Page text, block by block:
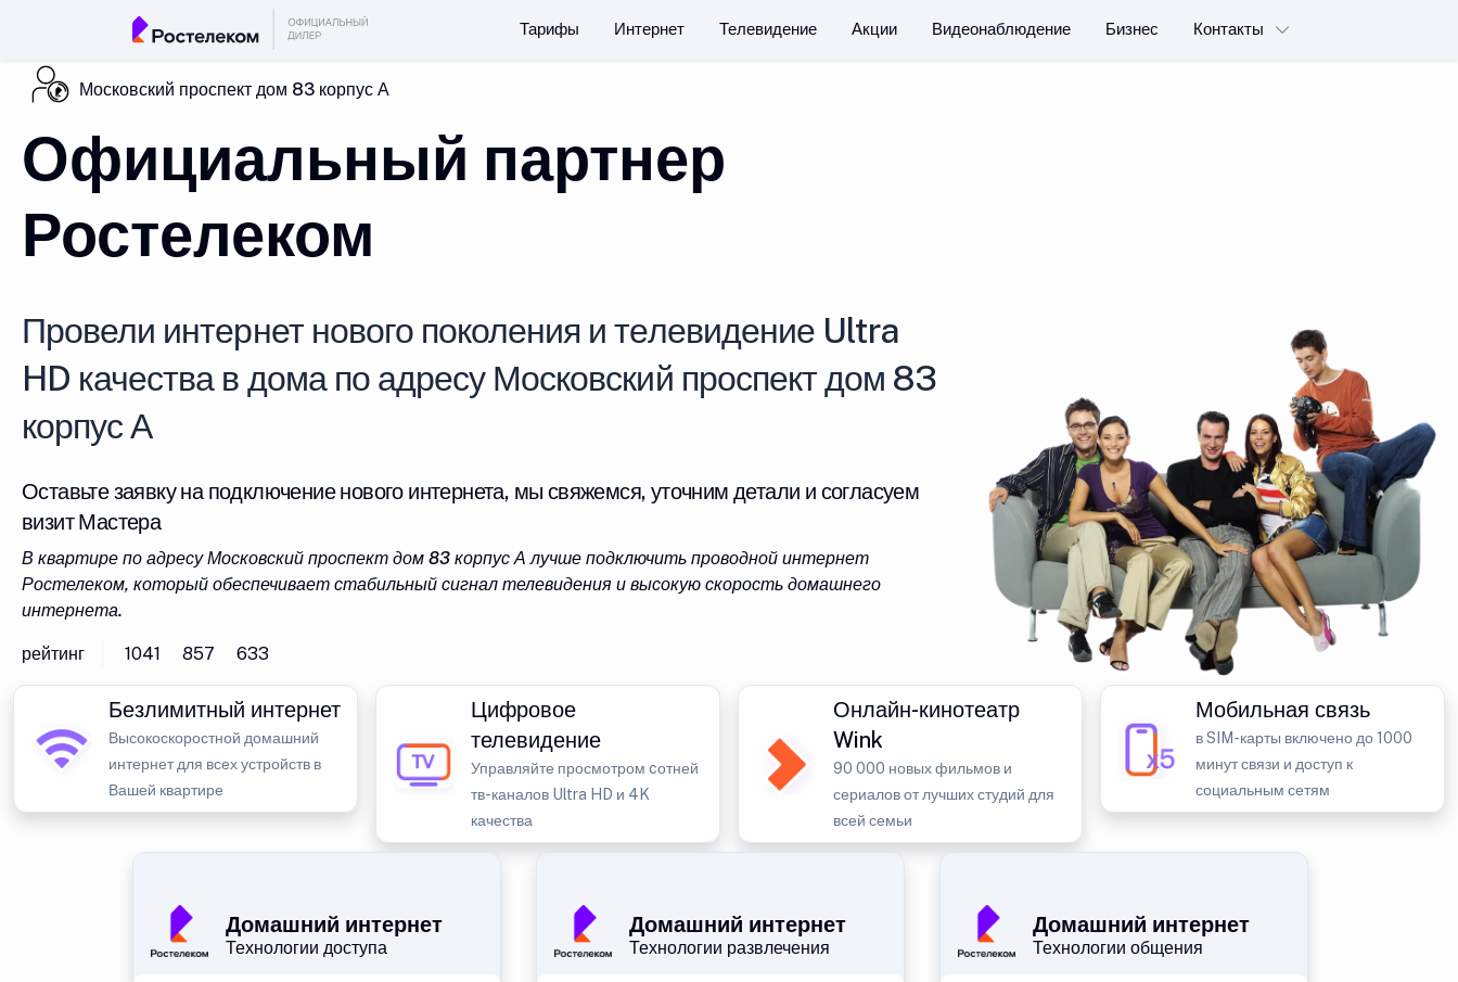
Тарифы Интернет Телевидение Акции Видеонаблюдение Бизнес Контакты
Московский проспект дом 83 корпус А
Официальный партнер
Ростелеком
Провели интернет нового поколения и телевидение Ultra
HD качества в дома по адресу Московский проспект дом 83
корпус А
Оставьте заявку на подключение нового интернета, мы свяжемся, уточним детали и согласуем
визит Мастера
В квартире по адресу Московский проспект дом 83 корпус А лучше подключить проводной интернет
Ростелеком, который обеспечивает стабильный сигнал телевидения и высокую скорость домашнего
интернета.
рейтинг 1041 857 633
Безлимитный интернет
Высокоскоростной домашний
интернет для всех устройств в
Вашей квартире
Цифровое
телевидение
Управляйте просмотром cотней
тв-каналов Ultra HD и 4K
качества
Онлайн-кинотеатр
Wink
90 000 новых фильмов и
сериалов от лучших студий для
всей семьи
Мобильная связь
в SIM-карты включено до 1000
минут связи и доступ к
социальным сетям
Домашний интернет
Технологии доступа
Домашний интернет
Технологии развлечения
Домашний интернет
Технологии общения